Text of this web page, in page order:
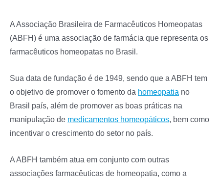
A Associação Brasileira de Farmacêuticos Homeopatas
(ABFH) é uma associação de farmácia que representa os
farmacêuticos homeopatas no Brasil.
Sua data de fundação é de 1949, sendo que a ABFH tem
o objetivo de promover o fomento da homeopatia no
Brasil país, além de promover as boas práticas na
manipulação de medicamentos homeopáticos, bem como
incentivar o crescimento do setor no país.
A ABFH também atua em conjunto com outras
associações farmacêuticas de homeopatia, como a